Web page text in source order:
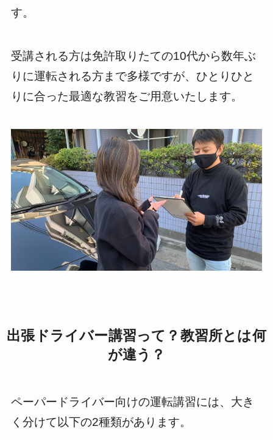
す。
受講される方は免許取りたての10代から数年ぶ
りに運転される方まで多様ですが、ひとりひと
りに合った最適な教習をご用意いたします。
出張ドライバー講習って？教習所とは何
が違う？
ペーパードライバー向けの運転講習には、大き
く分けて以下の2種類があります。